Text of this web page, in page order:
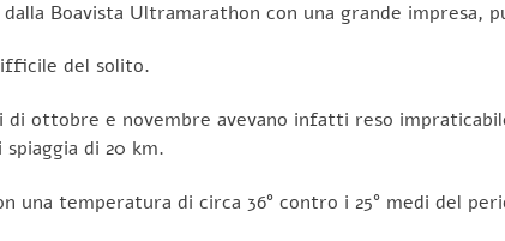
Boavista Ultramarathon con una grande impresa,
del solito.
di ottobre e novembre avevano infatti reso
di 20 km.
una temperatura di circa 36° contro i 25° medi del